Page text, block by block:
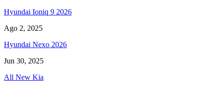
Hyundai Ioniq 9 2026
Ago 2, 2025
Hyundai Nexo 2026
Jun 30, 2025
All New Kia